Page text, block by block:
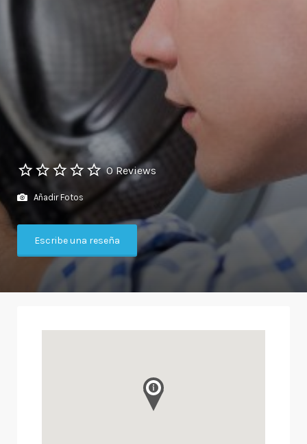
0 Reviews
Añadir Fotos
Escribe una reseña